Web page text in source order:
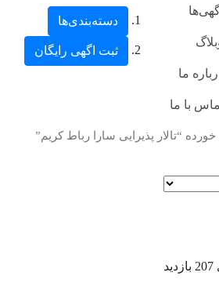
ما
با ما
دسته‌بندی‌ها
ثبت اگهی رایگان
“تالار پذیرایی سارا رباط کریم”
207 بازدید